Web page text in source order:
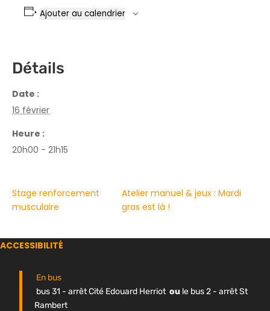
Ajouter au calendrier
Détails
Date :
16 février
Heure :
20h00 - 21h15
Stage renforcement
musculaire
Atelier manuel & jeux : Mardi
gras est là !
ACCESSIBILITÉ
En bus
bus 31 - arrêt Cité Edouard Herriot ou le bus 2 - arrêt St
Rambert